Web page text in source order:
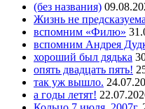
(без названия)
Жизнь не
вспомним «Филю»
вспомним Андрея
хороший был дядька
опять двадцать пять!
так уж вышло.
а годы летят!